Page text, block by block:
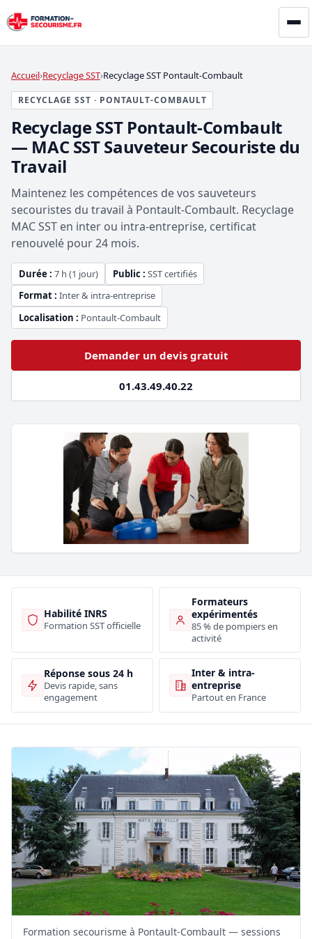
Accueil Recyclage SST Recyclage SST Pontault-Combault
RECYCLAGE SST · PONTAULT-COMBAULT
Recyclage SST Pontault-Combault
— MAC SST Sauveteur Secouriste du
Travail
Maintenez les compétences de vos sauveteurs
secouristes du travail à Pontault-Combault. Recyclage
MAC SST en inter ou intra-entreprise, certificat
renouvelé pour 24 mois.
Durée : 7 h (1 jour) Public : SST certifiés
Format : Inter & intra-entreprise
Localisation : Pontault-Combault
Demander un devis gratuit
01.43.49.40.22
Habilité INRS
Formation SST officielle
Formateurs
expérimentés
85 % de pompiers en
activité
Réponse sous 24 h
Devis rapide, sans
engagement
Inter & intra-
entreprise
Partout en France
Formation secourisme à Pontault-Combault — sessions